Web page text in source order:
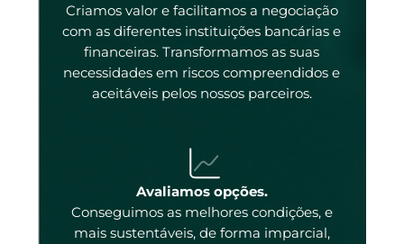
Criamos valor e facilitamos a negociação
com as diferentes instituições bancárias e
financeiras. Transformamos as suas
necessidades em riscos compreendidos e
aceitáveis pelos nossos parceiros.
Avaliamos opções.
Conseguimos as melhores condições, e
mais sustentáveis, de forma imparcial,